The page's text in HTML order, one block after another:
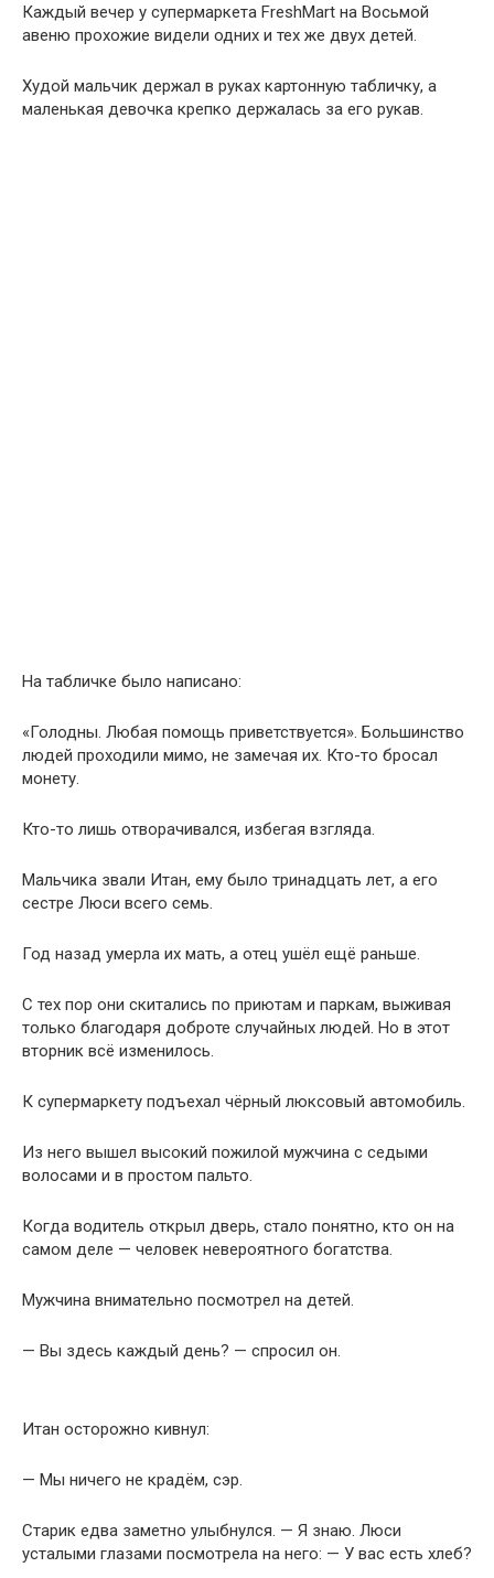
Каждый вечер у супермаркета FreshMart на Восьмой
авеню прохожие видели одних и тех же двух детей.
Худой мальчик держал в руках картонную табличку, а
маленькая девочка крепко держалась за его рукав.
На табличке было написано:
«Голодны. Любая помощь приветствуется». Большинство
людей проходили мимо, не замечая их. Кто-то бросал
монету.
Кто-то лишь отворачивался, избегая взгляда.
Мальчика звали Итан, ему было тринадцать лет, а его
сестре Люси всего семь.
Год назад умерла их мать, а отец ушёл ещё раньше.
С тех пор они скитались по приютам и паркам, выживая
только благодаря доброте случайных людей. Но в этот
вторник всё изменилось.
К супермаркету подъехал чёрный люксовый автомобиль.
Из него вышел высокий пожилой мужчина с седыми
волосами и в простом пальто.
Когда водитель открыл дверь, стало понятно, кто он на
самом деле — человек невероятного богатства.
Мужчина внимательно посмотрел на детей.
— Вы здесь каждый день? — спросил он.
Итан осторожно кивнул:
— Мы ничего не крадём, сэр.
Старик едва заметно улыбнулся. — Я знаю. Люси
усталыми глазами посмотрела на него: — У вас есть хлеб?